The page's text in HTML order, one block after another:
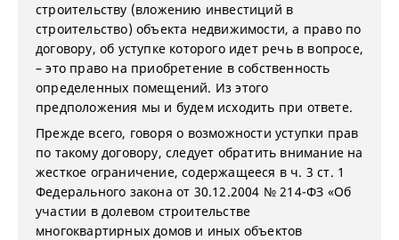
строительству (вложению инвестиций в
строительство) объекта недвижимости, а право по
договору, об уступке которого идет речь в вопросе,
– это право на приобретение в собственность
определенных помещений. Из этого
предположения мы и будем исходить при ответе.
Прежде всего, говоря о возможности уступки прав
по такому договору, следует обратить внимание на
жесткое ограничение, содержащееся в ч. 3 ст. 1
Федерального закона от 30.12.2004 № 214-ФЗ «Об
участии в долевом строительстве
многоквартирных домов и иных объектов